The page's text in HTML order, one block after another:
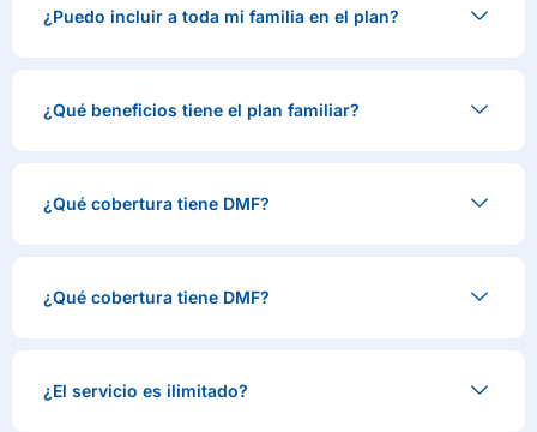
¿Puedo incluir a toda mi familia en el plan?
¿Qué beneficios tiene el plan familiar?
¿Qué cobertura tiene DMF?
¿Qué cobertura tiene DMF?
¿El servicio es ilimitado?